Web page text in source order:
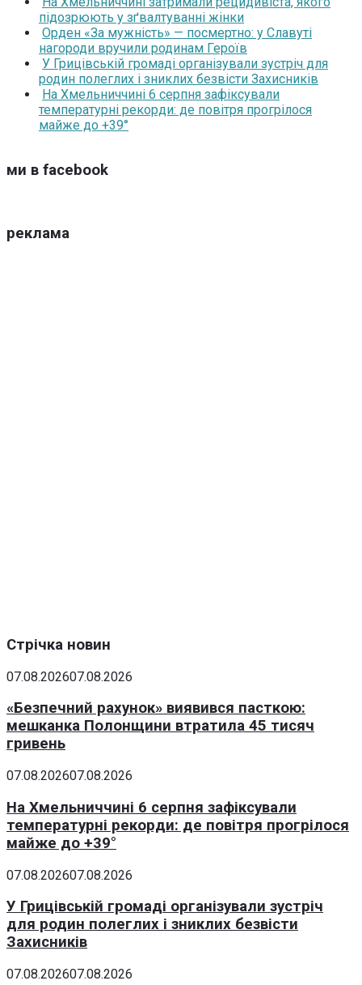
підозрюють у зґвалтуванні жінки
Орден «За мужність» — посмертно: у Славуті
нагороди вручили родинам Героїв
У Грицівській громаді організували зустріч для
родин полеглих і зниклих безвісти Захисників
На Хмельниччині 6 серпня зафіксували
температурні рекорди: де повітря прогрілося
майже до +39°
ми в facebook
реклама
Стрічка новин
07.08.202607.08.2026
«Безпечний рахунок» виявився пасткою:
мешканка Полонщини втратила 45 тисяч
гривень
07.08.202607.08.2026
На Хмельниччині 6 серпня зафіксували
температурні рекорди: де повітря прогрілося
майже до +39°
07.08.202607.08.2026
У Грицівській громаді організували зустріч
для родин полеглих і зниклих безвісти
Захисників
07.08.202607.08.2026